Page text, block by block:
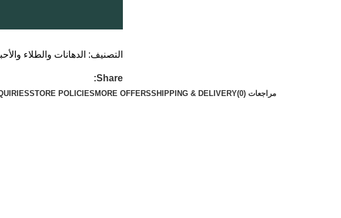
التصنيف: الدهانات والطلاء
Share:
مراجعات (0) SHIPPING & DELIVERY
MORE OFFERS
STORE POLICIES